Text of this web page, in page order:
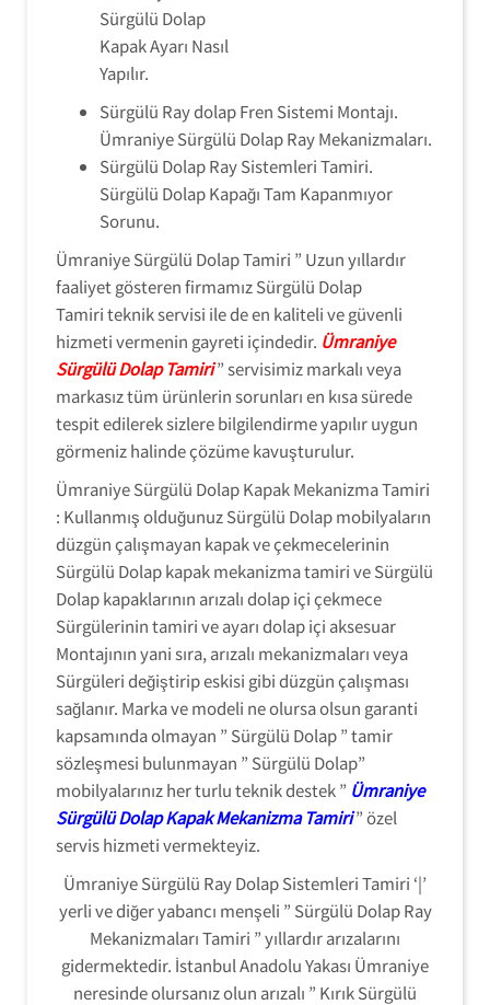
Sürgülü Dolap
Kapak Ayarı Nasıl
Yapılır.
Sürgülü Ray dolap Fren Sistemi Montajı.
Ümraniye Sürgülü Dolap Ray Mekanizmaları.
Sürgülü Dolap Ray Sistemleri Tamiri.
Sürgülü Dolap Kapağı Tam Kapanmıyor
Sorunu.
Ümraniye Sürgülü Dolap Tamiri ” Uzun yıllardır
faaliyet gösteren firmamız Sürgülü Dolap
Tamiri teknik servisi ile de en kaliteli ve güvenli
hizmeti vermenin gayreti içindedir. Ümraniye
Sürgülü Dolap Tamiri” servisimiz markalı veya
markasız tüm ürünlerin sorunları en kısa sürede
tespit edilerek sizlere bilgilendirme yapılır uygun
görmeniz halinde çözüme kavuşturulur.
Ümraniye Sürgülü Dolap Kapak Mekanizma Tamiri
: Kullanmış olduğunuz Sürgülü Dolap mobilyaların
düzgün çalışmayan kapak ve çekmecelerinin
Sürgülü Dolap kapak mekanizma tamiri ve Sürgülü
Dolap kapaklarının arızalı dolap içi çekmece
Sürgülerinin tamiri ve ayarı dolap içi aksesuar
Montajının yani sıra, arızalı mekanizmaları veya
Sürgüleri değiştirip eskisi gibi düzgün çalışması
sağlanır. Marka ve modeli ne olursa olsun garanti
kapsamında olmayan ” Sürgülü Dolap ” tamir
sözleşmesi bulunmayan ” Sürgülü Dolap”
mobilyalarınız her turlu teknik destek ” Ümraniye
Sürgülü Dolap Kapak Mekanizma Tamiri” özel
servis hizmeti vermekteyiz.
Ümraniye Sürgülü Ray Dolap Sistemleri Tamiri ‘|’
yerli ve diğer yabancı menşeli ” Sürgülü Dolap Ray
Mekanizmaları Tamiri ” yıllardır arızalarını
gidermektedir. İstanbul Anadolu Yakası Ümraniye
neresinde olursanız olun arızalı ” Kırık Sürgülü
Sürgülü Dolap
Ray Sistemleri
Tamiri :
ihtiyaçlarınızda
siz değerli
müşterilerimize